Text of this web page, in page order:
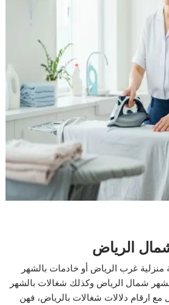
الرياض
غرب الرياض أو خادمات بالشهر
شمال الرياض وكذلك شغالات بالشهر
ارقام دلالات شغالات بالرياض، فهن